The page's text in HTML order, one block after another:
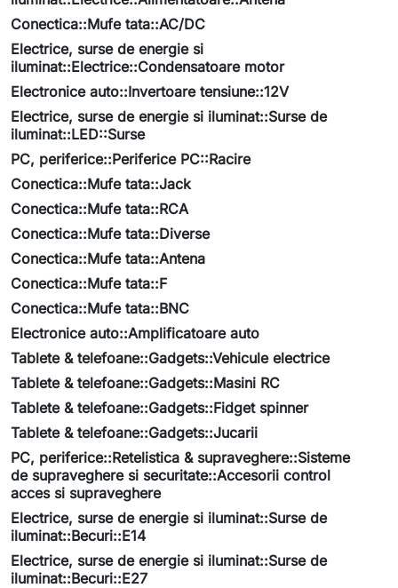
Conectica::Mufe tata::AC/DC
Electrice, surse de energie si
iluminat::Electrice::Condensatoare motor
Electronice auto::Invertoare tensiune::12V
Electrice, surse de energie si iluminat::Surse de
iluminat::LED::Surse
PC, periferice::Periferice PC::Racire
Conectica::Mufe tata::Jack
Conectica::Mufe tata::RCA
Conectica::Mufe tata::Diverse
Conectica::Mufe tata::Antena
Conectica::Mufe tata::F
Conectica::Mufe tata::BNC
Electronice auto::Amplificatoare auto
Tablete & telefoane::Gadgets::Vehicule electrice
Tablete & telefoane::Gadgets::Masini RC
Tablete & telefoane::Gadgets::Fidget spinner
Tablete & telefoane::Gadgets::Jucarii
PC, periferice::Retelistica & supraveghere::Sisteme
de supraveghere si securitate::Accesorii control
acces si supraveghere
Electrice, surse de energie si iluminat::Surse de
iluminat::Becuri::E14
Electrice, surse de energie si iluminat::Surse de
iluminat::Becuri::E27